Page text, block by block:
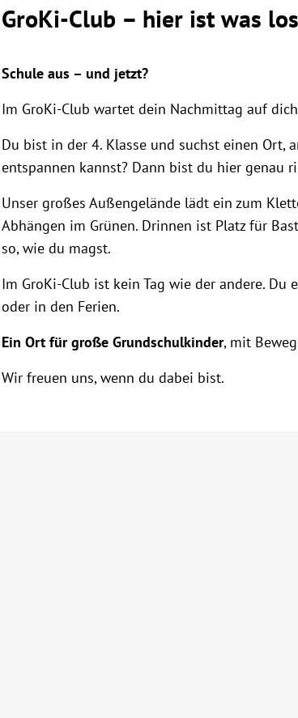
GroKi-Club – hier ist was
Schule aus – und jetzt?
Im GroKi-Club wartet dein Nachmittag auf
Du bist in der 4. Klasse und suchst einen Ort,
entspannen kannst? Dann bist du hier genau
Unser großes Außengelände lädt ein zum
Abhängen im Grünen. Drinnen ist Platz für
so, wie du magst.
Im GroKi-Club ist kein Tag wie der andere.
oder in den Ferien.
Ein Ort für große Grundschulkinder, mit
Wir freuen uns, wenn du dabei bist.